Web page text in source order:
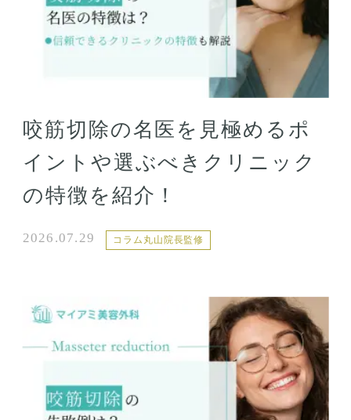
咬筋切除の名医を見極めるポ
イントや選ぶべきクリニック
の特徴を紹介！
2026.07.29 コラム丸山院長監修